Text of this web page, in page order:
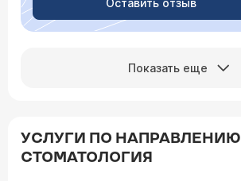
Оставить отзыв
Показать еще
УСЛУГИ ПО НАПРАВЛЕНИЮ
СТОМАТОЛОГИЯ